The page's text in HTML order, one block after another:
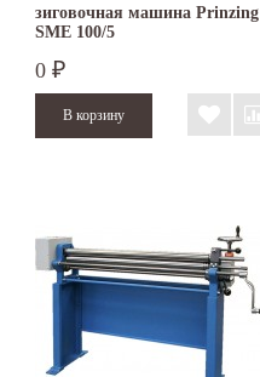
зиговочная машина Prinzing
SMЕ 100/5
0 ₽